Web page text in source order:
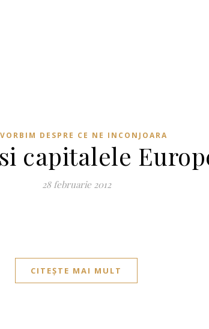
DESPRE CE NE INCONJOARA
capitalele
28 februarie 2012
CITEȘTE MAI MULT